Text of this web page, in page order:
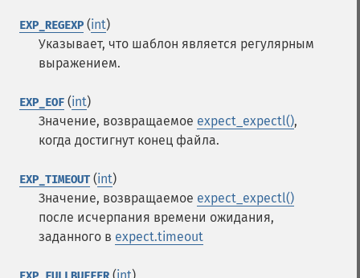
EXP_REGEXP (int)
Указывает, что шаблон является регулярным
выражением.
EXP_EOF (int)
Значение, возвращаемое expect_expectl(),
когда достигнут конец файла.
EXP_TIMEOUT (int)
Значение, возвращаемое expect_expectl()
после исчерпания времени ожидания,
заданного в expect.timeout